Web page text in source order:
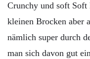
Crunchy und soft
kleinen Brocken aber
nämlich super durch
man sich davon gut